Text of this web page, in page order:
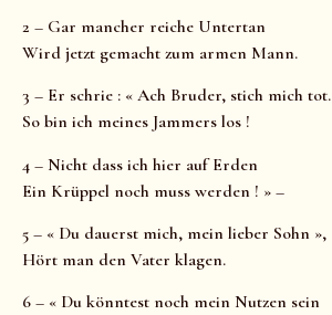
2 – Gar mancher reiche Untertan
Wird jetzt gemacht zum armen Mann.
3 – Er schrie : « Ach Bruder, stich mich tot.
So bin ich meines Jammers los !
4 – Nicht dass ich hier auf Erden
Ein Krüppel noch muss werden ! » –
5 – « Du dauerst mich, mein lieber Sohn »,
Hört man den Vater klagen.
6 – « Du könntest noch mein Nutzen sein